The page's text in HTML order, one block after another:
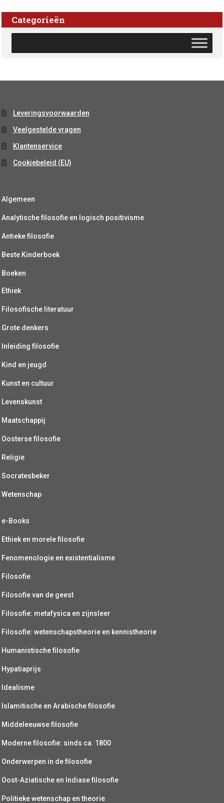
Categorieën
Leveringsvoorwaarden
Veelgestelde vragen
Klantenservice
Cookiebeleid (EU)
Algemeen
Analytische filosofie en logisch positivisme
Antieke filosofie
Beste Kinderboek
Boeken
Ethiek
Filosofische literatuur
Grote denkers
Inleiding filosofie
Kind en jeugd
Kunst en cultuur
Levenskunst
Maatschappij
Oosterse filosofie
Religie
Socratesbeker
Wetenschap
e-Books
Ethiek en morele filosofie
Fenomenologie en existentialisme
Filosofie
Filosofie van de geest
Filosofie: metafysica en zijnsleer
Filosofie: wetenschapstheorie en kennistheorie
Humanistische filosofie
Hypatiaprijs
Idealisme
Islamitische en Arabische filosofie
Middeleeuwse filosofie
Moderne filosofie: sinds ca. 1800
Onderwerpen in de filosofie
Oost-Aziatische en Indiase filosofie
Politieke wetenschap en theorie